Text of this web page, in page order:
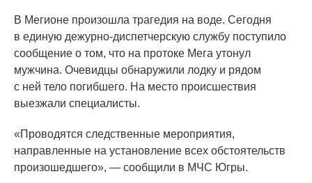
В Мегионе произошла трагедия на воде. Сегодня
в единую дежурно-диспетчерскую службу поступило
сообщение о том, что на протоке Мега утонул
мужчина. Очевидцы обнаружили лодку и рядом
с ней тело погибшего. На место происшествия
выезжали специалисты.
«Проводятся следственные мероприятия,
направленные на установление всех обстоятельств
произошедшего», — сообщили в МЧС Югры.